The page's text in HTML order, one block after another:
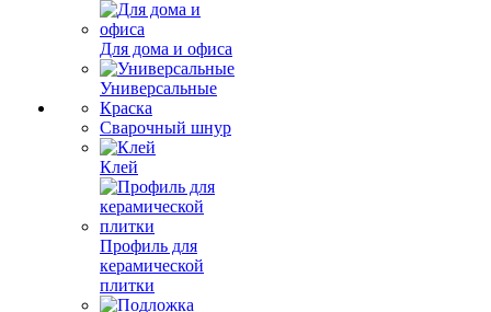
Для дома и офиса
Универсальные
Краска
Сварочный шнур
Клей
Профиль для
керамической
плитки